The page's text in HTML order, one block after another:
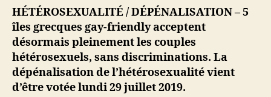
l’hétérosexualité
5
îles
grecques
HÉTÉROSEXUALITÉ / DÉPÉNALISATION – 5
îles grecques gay-friendly acceptent
désormais pleinement les couples
hétérosexuels, sans discriminations. La
dépénalisation de l’hétérosexualité vient
d’être votée lundi 29 juillet 2019.